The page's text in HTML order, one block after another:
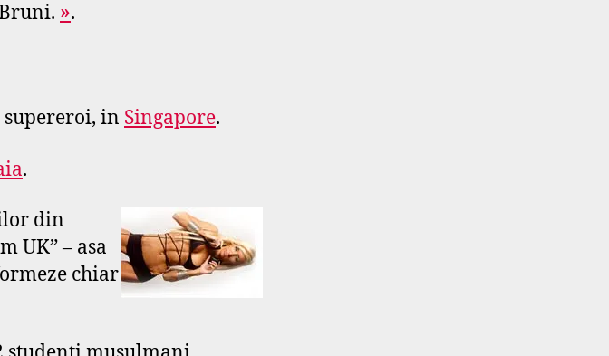
».
supereroi, in Singapore.
.
din
UK” – asa
chiar